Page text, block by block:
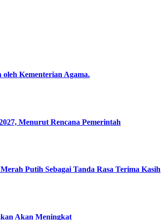
Kementerian Agama.
Menurut Rencana Pemerintah
Putih Sebagai Tanda Rasa Terima Kasih
Akan Meningkat